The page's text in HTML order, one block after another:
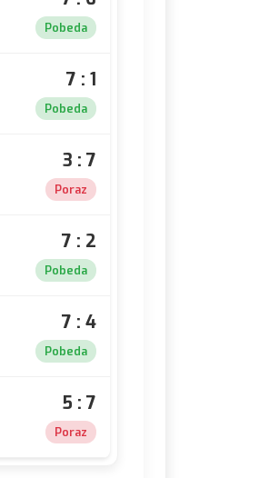
Pobeda
7 : 1
Pobeda
3 : 7
Poraz
7 : 2
Pobeda
7 : 4
Pobeda
5 : 7
Poraz